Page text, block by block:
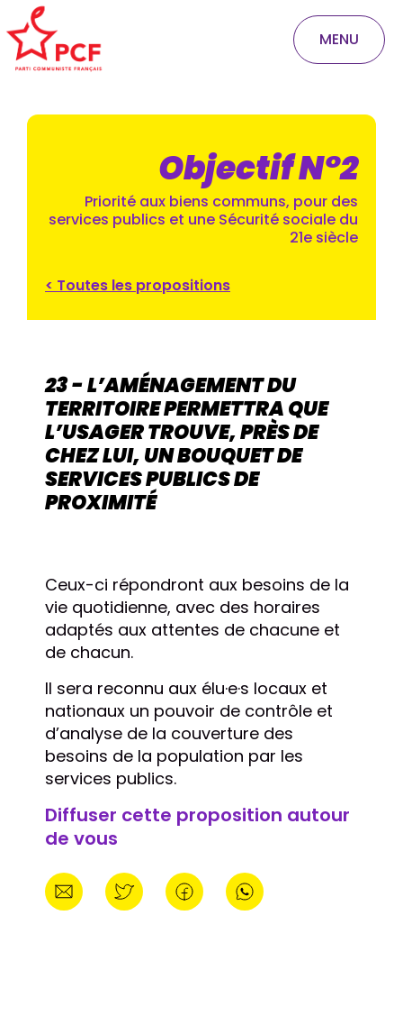
MENU
Objectif N°2
Priorité aux biens communs, pour des
services publics et une Sécurité sociale du
21e siècle
< Toutes les propositions
23 - L’AMÉNAGEMENT DU
TERRITOIRE PERMETTRA QUE
L’USAGER TROUVE, PRÈS DE
CHEZ LUI, UN BOUQUET DE
SERVICES PUBLICS DE
PROXIMITÉ
Ceux-ci répondront aux besoins de la
vie quotidienne, avec des horaires
adaptés aux attentes de chacune et
de chacun.
Il sera reconnu aux élu·e·s locaux et
nationaux un pouvoir de contrôle et
d’analyse de la couverture des
besoins de la population par les
services publics.
Diffuser cette proposition autour
de vous